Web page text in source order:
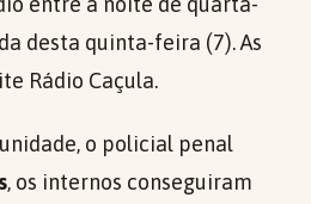
desta quinta-feira (7). As
Rádio Caçula.
o policial penal
, os internos conseguiram